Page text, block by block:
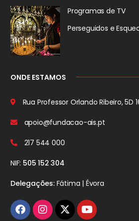
Programas de TV
Perseguidos e
ONDE ESTAMOS
Rua Professor Orlando Ribeiro, 5D
apoio@fundacao-ais.pt
217 544 000
NIF: 505 152 304
Delegações:Fátima | Évora